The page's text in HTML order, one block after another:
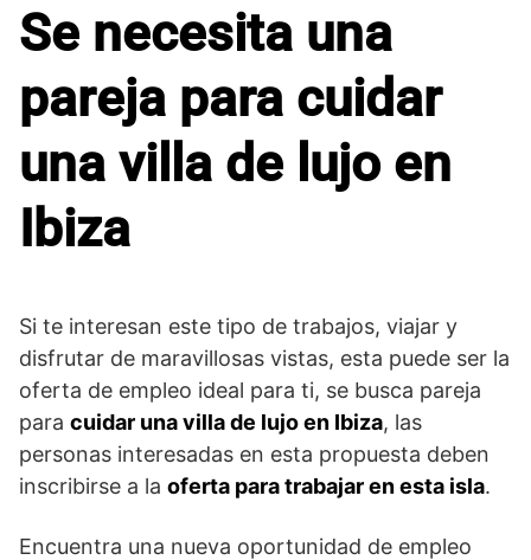
Se necesita una
pareja para cuidar
una villa de lujo en
Ibiza
Si te interesan este tipo de trabajos, viajar y
disfrutar de maravillosas vistas, esta puede ser la
oferta de empleo ideal para ti, se busca pareja
para cuidar una villa de lujo en Ibiza, las
personas interesadas en esta propuesta deben
inscribirse a la oferta para trabajar en esta isla.
Encuentra una nueva oportunidad de empleo